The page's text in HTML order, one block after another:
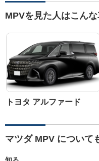
MPVを見た人はこん
トヨタ アルファード
マツダ MPV について